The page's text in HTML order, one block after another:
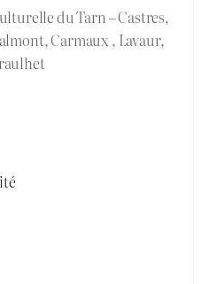
du Tarn – Castres,
Carmaux , Lavaur,